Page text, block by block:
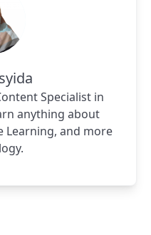
Specialist in
anything about
Learning, and more